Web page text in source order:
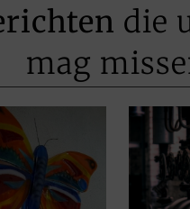
die
mag